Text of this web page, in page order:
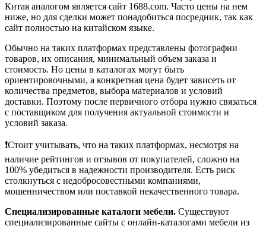
Китая аналогом является сайт 1688.com. Часто цены на нем
ниже, но для сделки может понадобиться посредник, так как
сайт полностью на китайском языке.
Обычно на таких платформах представлены фотографии
товаров, их описания, минимальный объем заказа и
стоимость. Но цены в каталогах могут быть
ориентировочными, а конкретная цена будет зависеть от
количества предметов, выбора материалов и условий
доставки. Поэтому после первичного отбора нужно связаться
с поставщиком для получения актуальной стоимости и
условий заказа.
❗️Стоит учитывать, что на таких платформах, несмотря на
наличие рейтингов и отзывов от покупателей, сложно на
100% убедиться в надежности производителя. Есть риск
столкнуться с недобросовестными компаниями,
мошенничеством или поставкой некачественного товара.
Специализированные каталоги мебели. Существуют
специализированные сайты с онлайн-каталогами мебели из